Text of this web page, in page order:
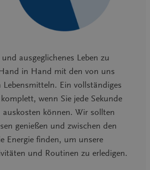
ausgeglichenes Leben zu
in Hand mit den von uns
Lebensmitteln. Ein vollständiges
wenn Sie jede Sekunde
auskosten können. Wir sollten
genießen und zwischen den
Energie finden, um unsere
und Routinen zu erledigen.